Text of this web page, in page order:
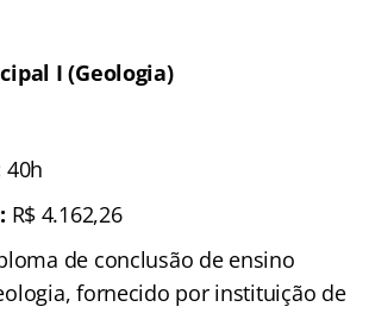
I (Geologia)
40h
R$ 4.162,26
de conclusão de ensino
fornecido por instituição de